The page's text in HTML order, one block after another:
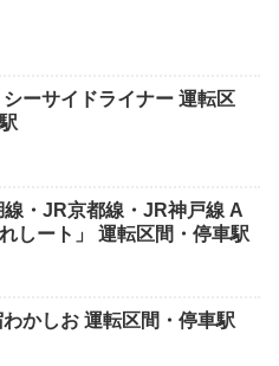
シーサイドライナー 運転区
・JR京都線・JR神戸線 A
しート」 運転区間・停車駅
かしお 運転区間・停車駅